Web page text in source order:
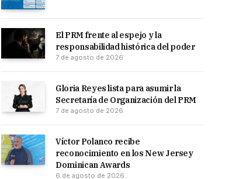
El PRM frente al espejo y la
responsabilidad histórica del poder
7 de agosto de 2026
Gloria Reyes lista para asumir la
Secretaría de Organización del PRM
7 de agosto de 2026
Víctor Polanco recibe
reconocimiento en los New Jersey
Dominican Awards
6 de agosto de 2026